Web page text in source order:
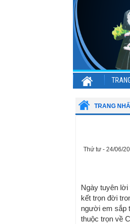
TRANG
Thứ tư - 24/06/
Ngày tuyên lời
kết trọn đời
người em sắp
thuộc trọn về